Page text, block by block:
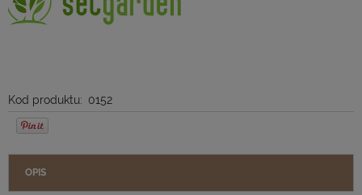
Kod produktu: 0152
OPIS